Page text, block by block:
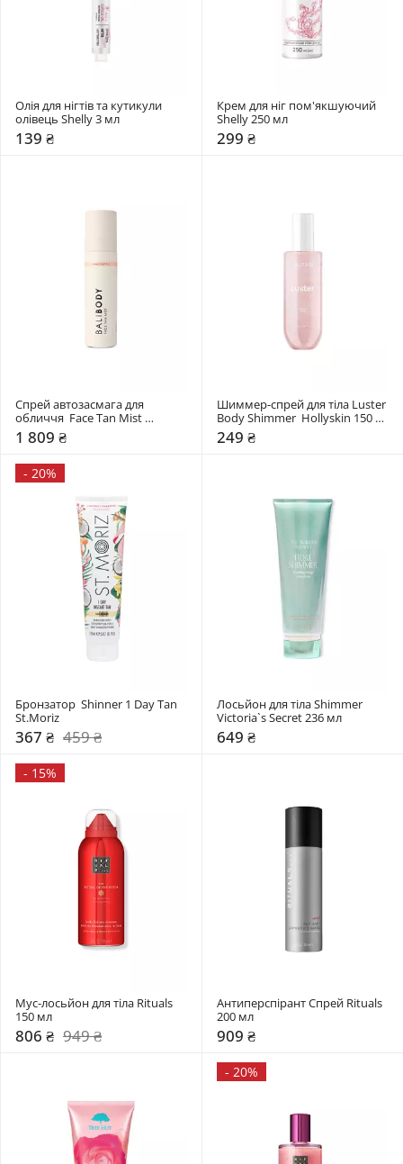
Олія для нігтів та кутикули
139 ₴
Крем для ніг пом'якшуючий
299 ₴
Спрей автозасмага для
обличчя  Face Tan Mist
BaliBody
1 809 ₴
Шиммер-спрей для тіла Luster
Body Shimmer  Hollyskin 150
мл
249 ₴
- 20%
Бронзатор  Shinner 1 Day Tan
St.Moriz
367 ₴ 459 ₴
Лосьйон для тіла Shimmer
649 ₴
- 15%
Мус-лосьйон для тіла Rituals
806 ₴ 949 ₴
Антиперспірант Спрей Rituals
909 ₴
- 20%